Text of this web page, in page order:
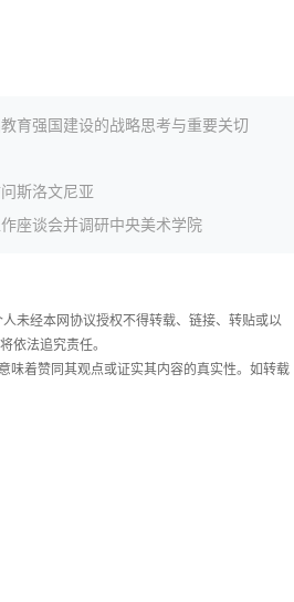
育强国建设的战略思考与重要关切
斯洛文尼亚
座谈会并调研中央美术学院
未经本网协议授权不得转载、链接、转贴或以
依法追究责任。
味着赞同其观点或证实其内容的真实性。如转载